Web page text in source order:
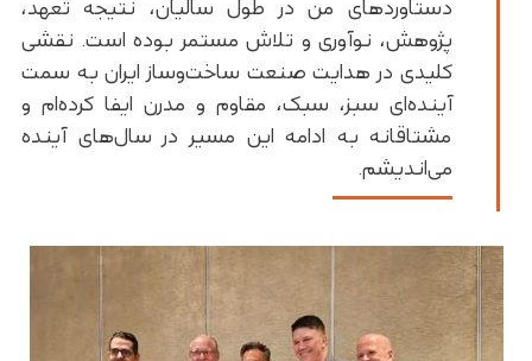
دستاوردهای من در طول سالیان، نتیجه تعهد،
پژوهش، نوآوری و تلاش مستمر بوده است. نقشی
کلیدی در هدایت صنعت ساخت‌وساز ایران به سمت
آینده‌ای سبز، سبک، مقاوم و مدرن ایفا کرده‌ام و
مشتاقانه به ادامه این مسیر در سال‌های آینده
می‌اندیشم.